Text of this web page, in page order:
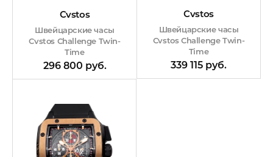
Cvstos
Швейцарские часы
Cvstos Challenge Twin-
Time
296 800 руб.
Cvstos
Швейцарские часы
Cvstos Challenge Twin-
Time
339 115 руб.